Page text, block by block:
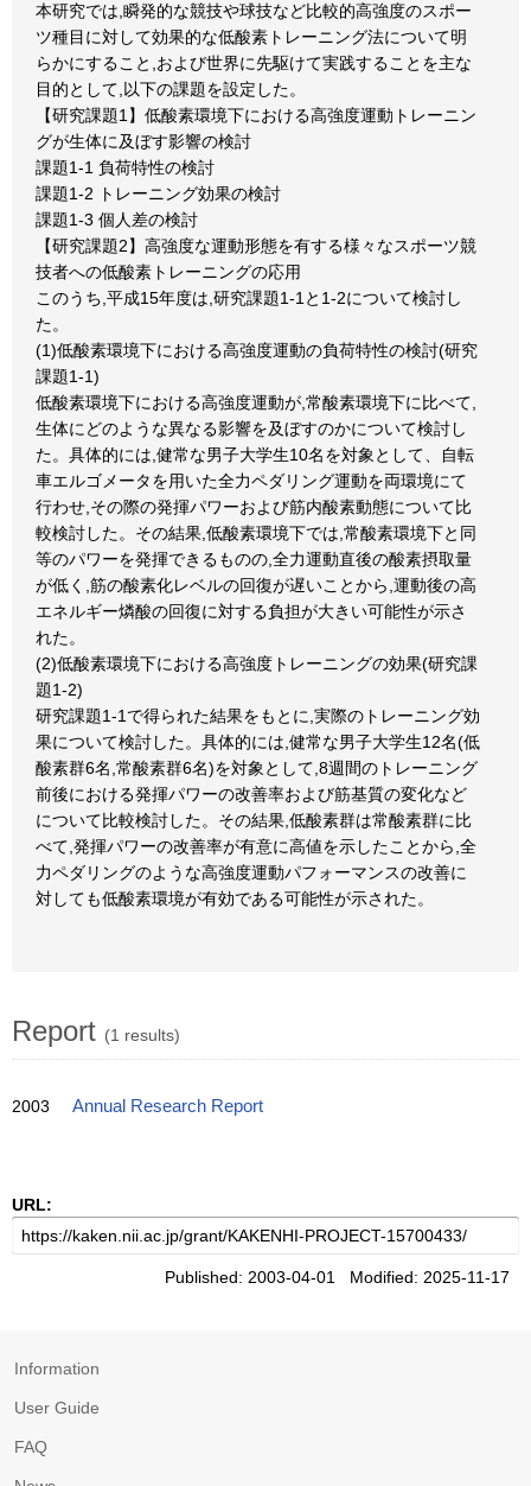
本研究では,瞬発的な競技や球技など比較的高強度のスポー
ツ種目に対して効果的な低酸素トレーニング法について明
らかにすること,および世界に先駆けて実践することを主な
目的として,以下の課題を設定した。
【研究課題1】低酸素環境下における高強度運動トレーニン
グが生体に及ぼす影響の検討
課題1-1 負荷特性の検討
課題1-2 トレーニング効果の検討
課題1-3 個人差の検討
【研究課題2】高強度な運動形態を有する様々なスポーツ競
技者への低酸素トレーニングの応用
このうち,平成15年度は,研究課題1-1と1-2について検討し
た。
(1)低酸素環境下における高強度運動の負荷特性の検討(研究
課題1-1)
低酸素環境下における高強度運動が,常酸素環境下に比べて,
生体にどのような異なる影響を及ぼすのかについて検討し
た。具体的には,健常な男子大学生10名を対象として、自転
車エルゴメータを用いた全力ペダリング運動を両環境にて
行わせ,その際の発揮パワーおよび筋内酸素動態について比
較検討した。その結果,低酸素環境下では,常酸素環境下と同
等のパワーを発揮できるものの,全力運動直後の酸素摂取量
が低く,筋の酸素化レベルの回復が遅いことから,運動後の高
エネルギー燐酸の回復に対する負担が大きい可能性が示さ
れた。
(2)低酸素環境下における高強度トレーニングの効果(研究課
題1-2)
研究課題1-1で得られた結果をもとに,実際のトレーニング効
果について検討した。具体的には,健常な男子大学生12名(低
酸素群6名,常酸素群6名)を対象として,8週間のトレーニング
前後における発揮パワーの改善率および筋基質の変化など
について比較検討した。その結果,低酸素群は常酸素群に比
べて,発揮パワーの改善率が有意に高値を示したことから,全
力ペダリングのような高強度運動パフォーマンスの改善に
対しても低酸素環境が有効である可能性が示された。
Report (1 results)
2003 Annual Research Report
URL:
Published: 2003-04-01 Modified: 2025-11-17
Information
User Guide
FAQ